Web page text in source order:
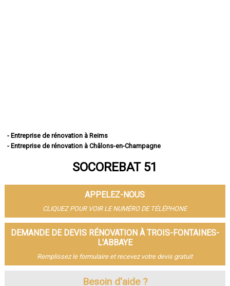
- Entreprise de rénovation à Reims
- Entreprise de rénovation à Châlons-en-Champagne
- Entreprise de rénovation à Vitry-le-François
- Entreprise de rénovation à Bétheny
- Entreprise de rénovation à Cormontreuil
- Entreprise de rénovation à Fismes
- Entreprise de rénovation à Saint-Memmie
- Entreprise de rénovation à Sézanne
- Entreprise de rénovation à Mourmelon-le-Grand
- Entreprise de rénovation à Sainte-Menehould
- Entreprise de rénovation à Ay
SOCOREBAT 51
APPELEZ-NOUS
CLIQUEZ POUR VOIR LE NUMÉRO DE TÉLÉPHONE
DEMANDE DE DEVIS RÉNOVATION À TROIS-FONTAINES-
L'ABBAYE
Remplissez le formulaire et recevez votre devis gratuit
Besoin d'aide ?